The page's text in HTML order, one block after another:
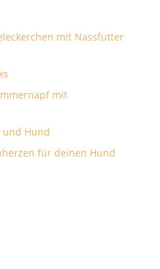
mit Nassfutter
mit
und Hund
für deinen Hund